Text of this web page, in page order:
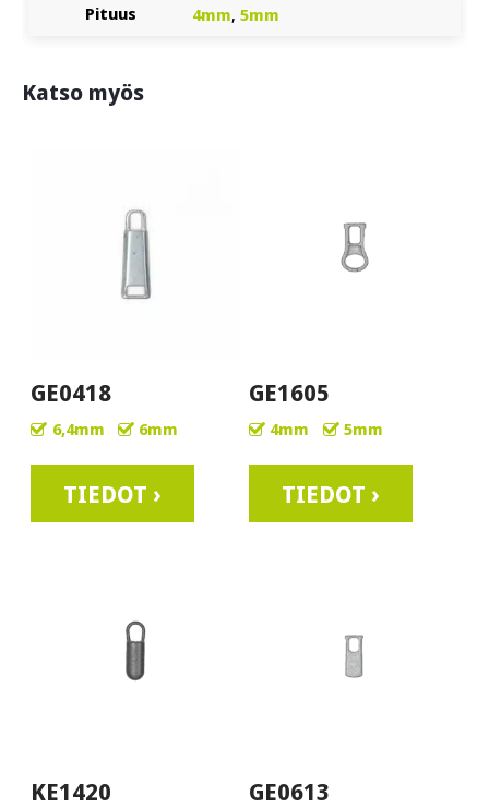
Pituus 4mm, 5mm
Katso myös
GE0418
6,4mm 6mm
TIEDOT ›
GE1605
4mm 5mm
TIEDOT ›
KE1420 GE0613